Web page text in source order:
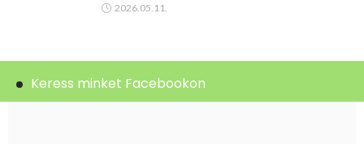
2026.05.11.
Keress minket Facebookon